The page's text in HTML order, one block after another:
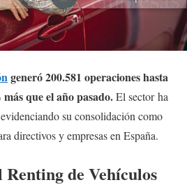
generó 200.581 operaciones hasta
que el año pasado.El sector ha
su consolidación como
directivos y empresas en España.
Renting de Vehículos